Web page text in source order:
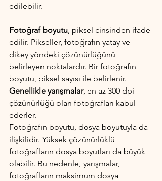
edilebilir.
Fotoğraf boyutu, piksel cinsinden ifade
edilir. Pikseller, fotoğrafın yatay ve
dikey yöndeki çözünürlüğünü
belirleyen noktalardır. Bir fotoğrafın
boyutu, piksel sayısı ile belirlenir.
Genellikle yarışmalar, en az 300 dpi
çözünürlüğü olan fotoğrafları kabul
ederler.
Fotoğrafın boyutu, dosya boyutuyla da
ilişkilidir. Yüksek çözünürlüklü
fotoğrafların dosya boyutları da büyük
olabilir. Bu nedenle, yarışmalar,
fotoğrafların maksimum dosya